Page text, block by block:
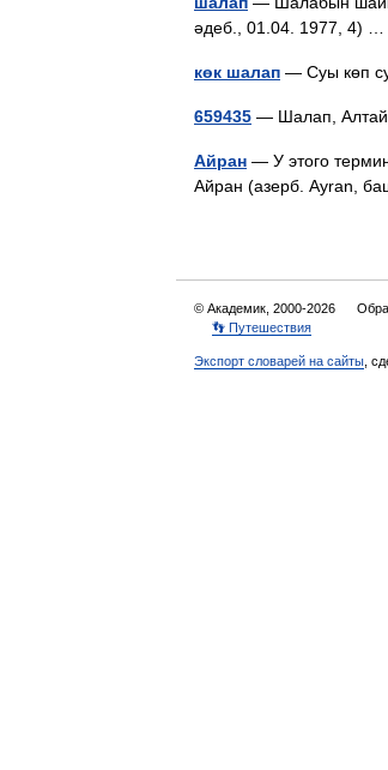
әдеб., 01.04. 1977, 4) …
көк шалап — Суы көп
659435 — Шалап,
Айран — У этого
Айран (азерб. Ayran,
© Академик, 2000-2026
👣 Путешествия
Экспорт словарей на сайты ,